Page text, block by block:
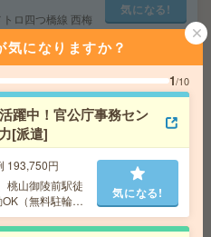
ロ四つ橋線 西梅
7分
気になる!
1500円！人材サービス企業
]
】240,000円～ ■
あり
線 大阪駅徒歩7
分
気になる!
気になりますか？
1/10
躍中！官公庁事務セン
[派遣]
193,750円
桃山御陵前駅徒
（無料駐輪場
気になる!